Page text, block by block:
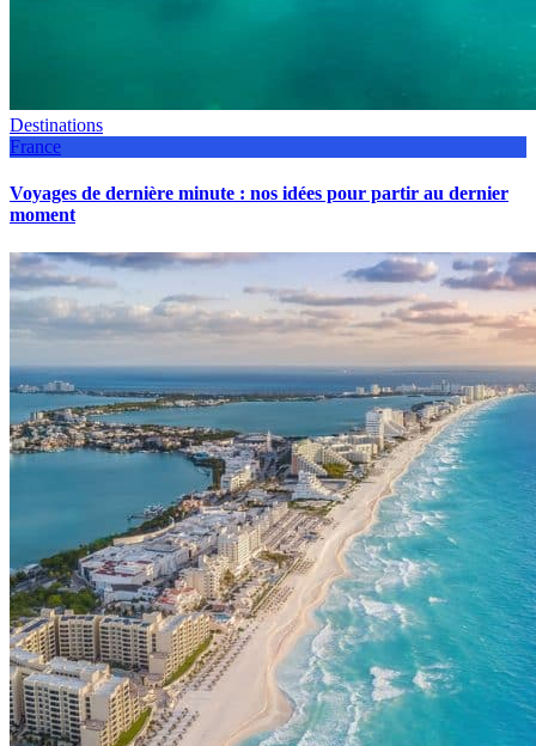
Destinations
France
Voyages de dernière minute : nos idées pour partir au dernier
moment